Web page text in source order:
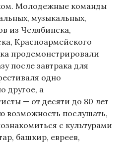
Молодежные команды
музыкальных,
из Челябинска,
Красноармейского
продемонстрировали
после завтрака для
одно
другое, а
— от десяти до 80 лет
возможность послушать,
с культурами
башкир, евреев,